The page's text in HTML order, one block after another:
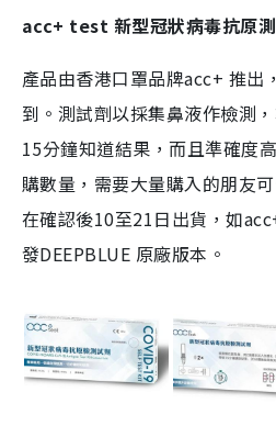
acc+ test 新型冠狀病毒抗原
產品由香港口罩品牌acc+ 推出
到。測試劑以採集鼻液作檢測
15分鐘知道結果，而且準確度
購數量，需要大量購入的朋友
在確認後10至21日出貨，如
發DEEPBLUE 原廠版本。